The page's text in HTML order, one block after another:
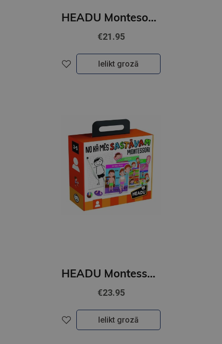
HEADU Montesori pirmā puzle - Ferma
€21.95
Ielikt grozā
HEADU Montessori Mūsu ķermeņa uzbūve (latviešu val.)
€23.95
Ielikt grozā